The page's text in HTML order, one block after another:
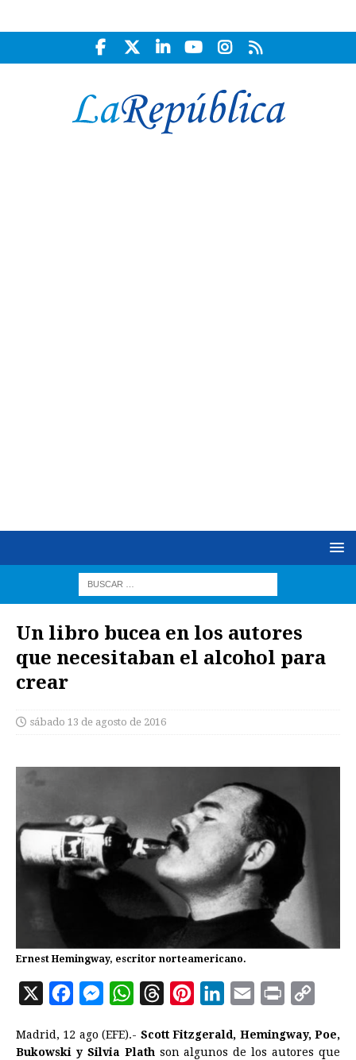
Un libro bucea en los autores
que necesitaban el alcohol para
crear
sábado 13 de agosto de 2016
Ernest Hemingway, escritor norteamericano.
X
c
M
s
W
a
r
n
n
a
i
p
Madrid, 12 ago (EFE).- Scott Fitzgerald, Hemingway, Poe,
Bukowski y Silvia Plathson algunos de los autores que